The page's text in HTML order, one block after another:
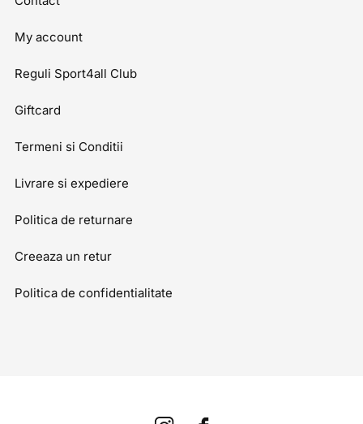
My account
Reguli Sport4all Club
Giftcard
Termeni si Conditii
Livrare si expediere
Politica de returnare
Creeaza un retur
Politica de confidentialitate